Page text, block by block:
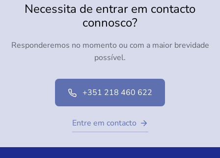
Necessita de entrar em contacto
connosco?
Responderemos no momento ou com a maior brevidade
possível.
+351 218 460 622
Entre em contacto